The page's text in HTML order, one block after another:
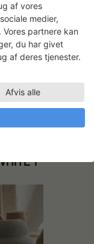
1
af vores
medier,
partnere kan
du har givet
af deres tjenester.
Afvis alle